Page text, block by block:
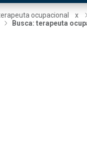
ocupacional x
Busca: terapeuta